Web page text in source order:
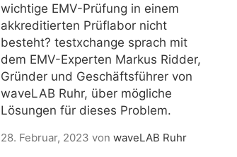
wichtige EMV-Prüfung in einem
akkreditierten Prüflabor nicht
besteht? testxchange sprach mit
dem EMV-Experten Markus Ridder,
Gründer und Geschäftsführer von
waveLAB Ruhr, über mögliche
Lösungen für dieses Problem.
28. Februar, 2023 von waveLAB Ruhr